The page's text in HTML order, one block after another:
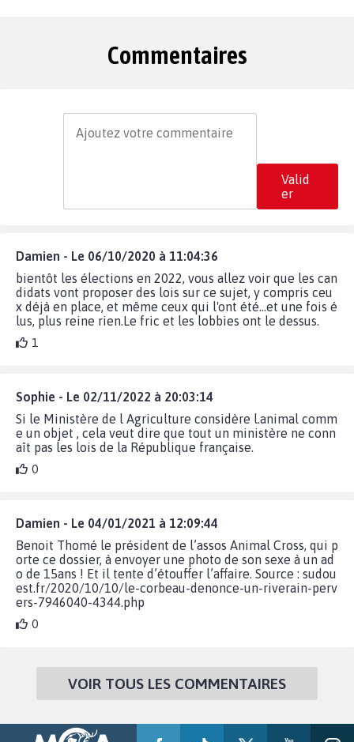
Commentaires
Valid
er
Damien - Le 06/10/2020 à 11:04:36
bientôt les élections en 2022, vous allez voir que les can
didats vont proposer des lois sur ce sujet, y compris ceu
x déjà en place, et même ceux qui l'ont été...et une fois é
lus, plus reine rien.Le fric et les lobbies ont le dessus.
1
Sophie - Le 02/11/2022 à 20:03:14
Si le Ministère de l Agriculture considère l.animal comm
e un objet , cela veut dire que tout un ministère ne conn
aît pas les lois de la République française.
0
Damien - Le 04/01/2021 à 12:09:44
Benoit Thomé le président de l’assos Animal Cross, qui p
orte ce dossier, à envoyer une photo de son sexe à un ad
o de 15ans ! Et il tente d’étouffer l’affaire. Source : sudou
est.fr/2020/10/10/le-corbeau-denonce-un-riverain-perv
ers-7946040-4344.php
0
VOIR TOUS LES COMMENTAIRES